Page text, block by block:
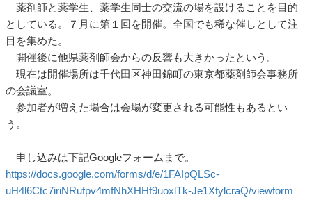
薬剤師と薬学生、薬学生同士の交流の場を設けることを目的
としている。７月に第１回を開催。全国でも稀な催しとして注
目を集めた。
開催後に他県薬剤師会からの反響も大きかったという。
現在は開催場所は千代田区神田錦町の東京都薬剤師会事務所
の会議室。
参加者が増えた場合は会場が変更される可能性もあるとい
う。
申し込みは下記Googleフォームまで。
https://docs.google.com/forms/d/e/1FAIpQLSc-
uH4l6Ctc7iriNRufpv4mfNhXHHf9uoxlTk-Je1XtylcraQ/viewform